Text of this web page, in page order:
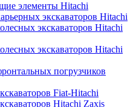
элементы Hitachi
экскаваторов Hitachi
экскаваторов Hitachi
экскаваторов Hitachi
погрузчиков
Fiat-Hitachi
Hitachi Zaxis